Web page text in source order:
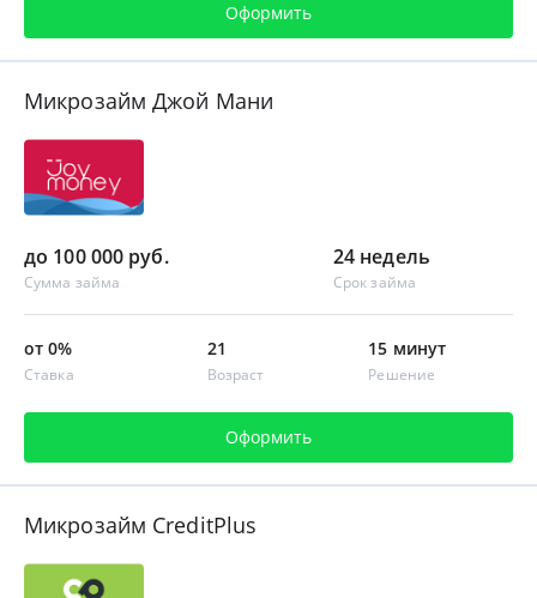
Оформить
Микрозайм Джой Мани
до 100 000 руб.
Сумма займа
24 недель
Срок займа
от 0%
Ставка
21
Возраст
15 минут
Решение
Оформить
Микрозайм CreditPlus